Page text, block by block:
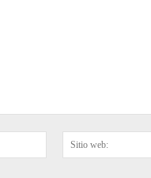
Correo
electrónico:*